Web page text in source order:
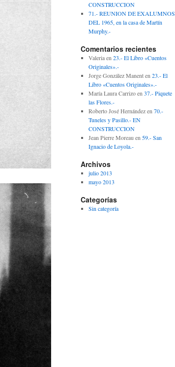
CONSTRUCCION
71.- REUNION DE EXALUMNOS
DEL 1965, en la casa de Martín
Murphy.-
Comentarios recientes
Valeriaen 23.- El Libro «Cuentos
Originales».-
Jorge González Manenten 23.- El
Libro «Cuentos Originales».-
María Laura Carrizoen 37.- Piquete
las Flores.-
Roberto José Hernándezen 70.-
Tuneles y Pasillo.- EN
CONSTRUCCION
Jean Pierre Moreau en 59.- San
Ignacio de Loyola.-
Archivos
julio 2013
mayo 2013
Categorías
Sin categoría